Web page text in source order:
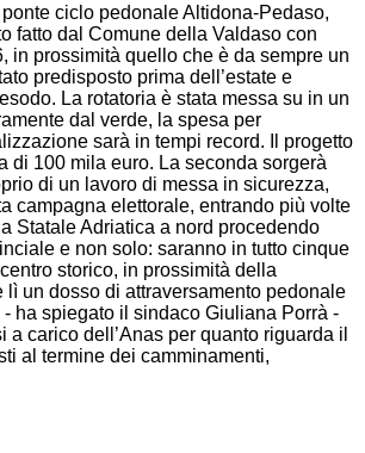
ciclo pedonale Altidona-Pedaso,
fatto dal Comune della Valdaso con
in prossimità quello che è da sempre un
predisposto prima dell’estate e
La rotatoria è stata messa su in un
dal verde, la spesa per
sarà in tempi record. Il progetto
di 100 mila euro. La seconda sorgerà
di un lavoro di messa in sicurezza,
campagna elettorale, entrando più volte
Statale Adriatica a nord procedendo
e non solo: saranno in tutto cinque
storico, in prossimità della
un dosso di attraversamento pedonale
ha spiegato il sindaco Giuliana Porrà -
carico dell’Anas per quanto riguarda il
al termine dei camminamenti,